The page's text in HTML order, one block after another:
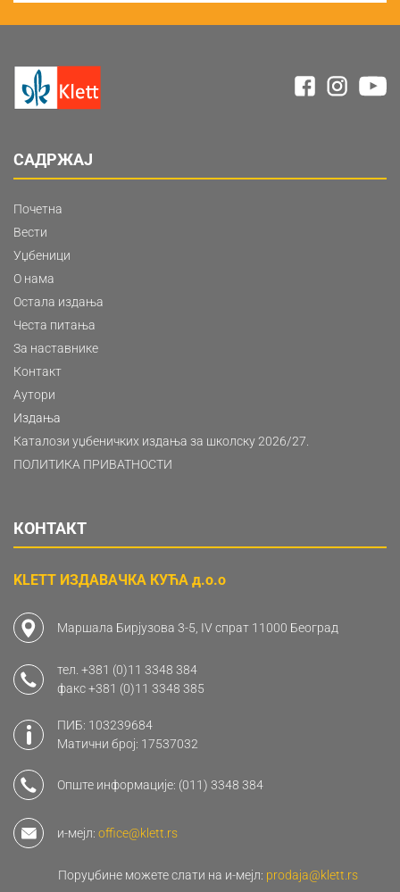
САДРЖАЈ
Почетна
Вести
Уџбеници
О нама
Остала издања
Честа питања
За наставнике
Контакт
Аутори
Издања
Каталози уџбеничких издања за школску 2026/27.
ПОЛИТИКА ПРИВАТНОСТИ
КОНТАКТ
KLETT ИЗДАВАЧКА КУЋА д.о.о
Маршала Бирјузова 3-5, IV спрат 11000 Београд
тел. +381 (0)11 3348 384
факс+381 (0)11 3348 385
ПИБ: 103239684
Матични број: 17537032
Опште информације: (011) 3348 384
и-мејл: office@klett.rs
Поруџбине можете слати на и-мејл: prodaja@klett.rs